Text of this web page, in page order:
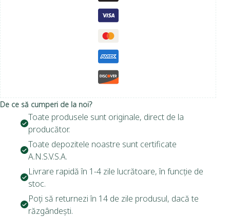
De ce să cumperi de la noi?
Toate produsele sunt originale, direct de la
producător.
Toate depozitele noastre sunt certificate
A.N.S.V.S.A.
Livrare rapidă în 1-4 zile lucrătoare, în funcție de
stoc.
Poți să returnezi în 14 de zile produsul, dacă te
răzgândești.